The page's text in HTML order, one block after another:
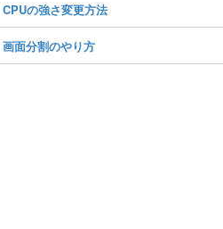
CPUの強さ変更方法
画面分割のやり方